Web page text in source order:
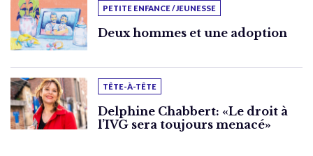
PETITE ENFANCE / JEUNESSE
Deux hommes et une adoption
TÊTE-À-TÊTE
Delphine Chabbert: «Le droit à
l’IVG sera toujours menacé»